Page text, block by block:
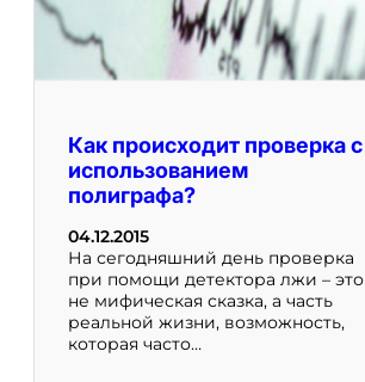
Как происходит проверка с
использованием
полиграфа?
04.12.2015
На сегодняшний день проверка
при помощи детектора лжи – это
не мифическая сказка, а часть
реальной жизни, возможность,
которая часто…